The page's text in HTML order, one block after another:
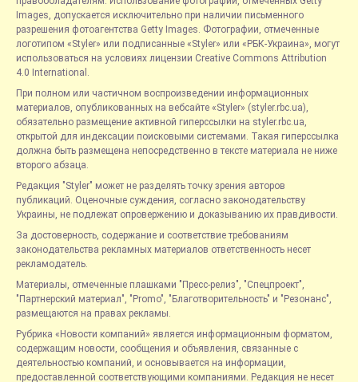
Images, допускается исключительно при наличии письменного
разрешения фотоагентства Getty Images. Фотографии, отмеченные
логотипом «Styler» или подписанные «Styler» или «РБК-Украина», могут
использоваться на условиях лицензии Creative Commons Attribution
4.0 International.
При полном или частичном воспроизведении информационных
материалов, опубликованных на вебсайте «Styler» (styler.rbc.ua),
обязательно размещение активной гиперссылки на styler.rbc.ua,
открытой для индексации поисковыми системами. Такая гиперссылка
должна быть размещена непосредственно в тексте материала не ниже
второго абзаца.
Редакция "Styler" может не разделять точку зрения авторов
публикаций. Оценочные суждения, согласно законодательству
Украины, не подлежат опровержению и доказыванию их правдивости.
За достоверность, содержание и соответствие требованиям
законодательства рекламных материалов ответственность несет
рекламодатель.
Материалы, отмеченные плашками "Пресс-релиз", "Спецпроект",
"Партнерский материал", "Promo", "Благотворительность" и "Резонанс",
размещаются на правах рекламы.
Рубрика «Новости компаний» является информационным форматом,
содержащим новости, сообщения и объявления, связанные с
деятельностью компаний, и основывается на информации,
предоставленной соответствующими компаниями. Редакция не несет